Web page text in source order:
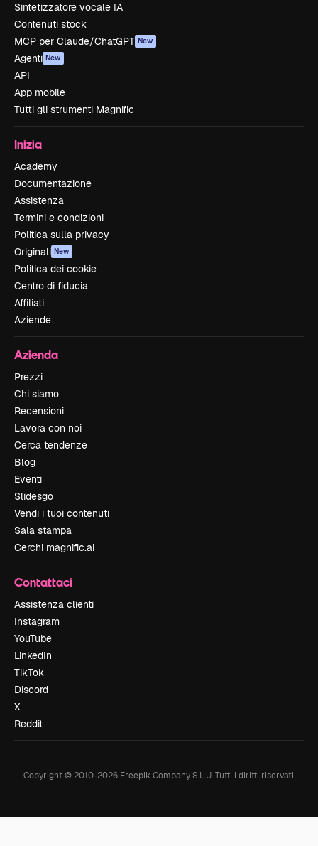
Sintetizzatore vocale IA
Contenuti stock
MCP per Claude/ChatGPT New
Agenti New
API
App mobile
Tutti gli strumenti Magnific
Inizia
Academy
Documentazione
Assistenza
Termini e condizioni
Politica sulla privacy
Originali New
Politica dei cookie
Centro di fiducia
Affiliati
Aziende
Azienda
Prezzi
Chi siamo
Recensioni
Lavora con noi
Cerca tendenze
Blog
Eventi
Slidesgo
Vendi i tuoi contenuti
Sala stampa
Cerchi magnific.ai
Contattaci
Assistenza clienti
Instagram
YouTube
LinkedIn
TikTok
Discord
X
Reddit
Copyright © 2010-2026Freepik Company S.L.U. Tutti i diritti riservati.